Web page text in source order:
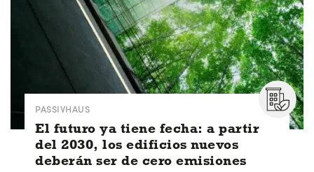
PASSIVHAUS
El futuro ya tiene fecha: a partir
del 2030, los edificios nuevos
deberán ser de cero emisiones